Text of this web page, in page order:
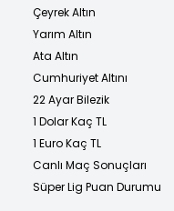
Çeyrek Altın
Yarım Altın
Ata Altın
Cumhuriyet Altını
22 Ayar Bilezik
1 Dolar Kaç TL
1 Euro Kaç TL
Canlı Maç Sonuçları
Süper Lig Puan Durumu